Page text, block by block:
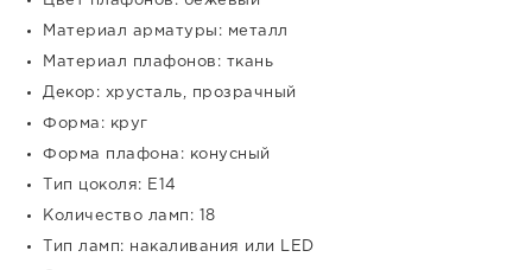
Материал арматуры: металл
Материал плафонов: ткань
Декор: хрусталь, прозрачный
Форма: круг
Форма плафона: конусный
Тип цоколя: E14
Количество ламп: 18
Тип ламп: накаливания или LED